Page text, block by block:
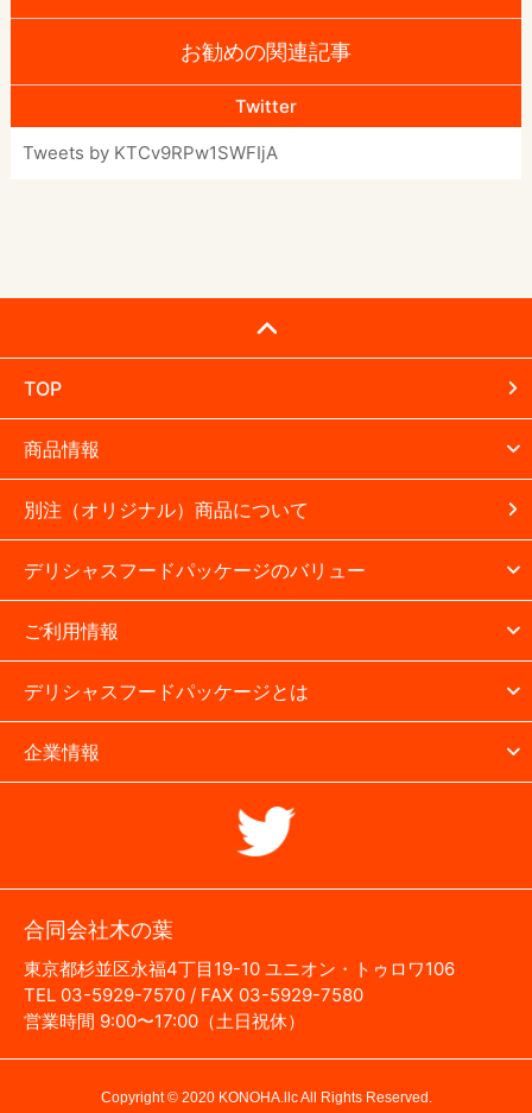
お勧めの関連記事
Twitter
Tweets by KTCv9RPw1SWFIjA
TOP
商品情報
別注（オリジナル）商品について
デリシャスフードパッケージのバリュー
ご利用情報
デリシャスフードパッケージとは
企業情報
合同会社木の葉
東京都杉並区永福4丁目19-10 ユニオン・トゥロワ106
TEL 03-5929-7570 / FAX 03-5929-7580
営業時間 9:00〜17:00（土日祝休）
Copyright © 2020 KONOHA.llc All Rights Reserved.